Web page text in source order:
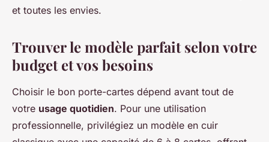
et toutes les envies.
Trouver le modèle parfait selon votre
budget et vos besoins
Choisir le bon porte-cartes dépend avant tout de
votre usage quotidien. Pour une utilisation
professionnelle, privilégiez un modèle en cuir